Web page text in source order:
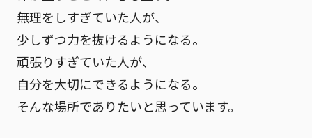
無理をしすぎていた人が、
少しずつ力を抜けるようになる。
頑張りすぎていた人が、
自分を大切にできるようになる。
そんな場所でありたいと思っています。